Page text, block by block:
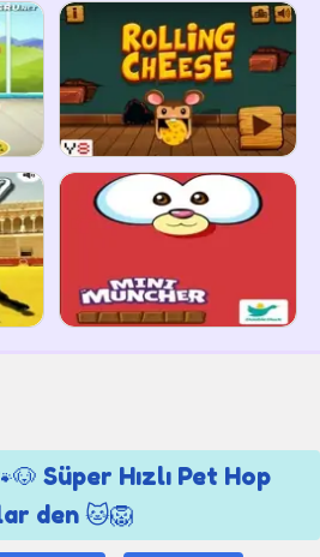
Süper Hızlı Pet Hop
den 🐱🦁